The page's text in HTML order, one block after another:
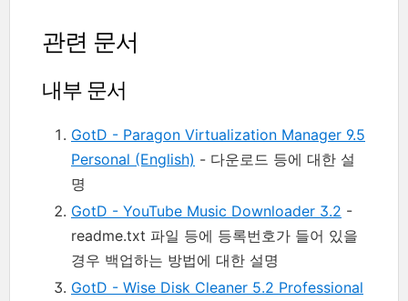
관련 문서
내부 문서
GotD - Paragon Virtualization Manager 9.5
Personal (English) - 다운로드 등에 대한 설
명
GotD - YouTube Music Downloader 3.2 -
readme.txt 파일 등에 등록번호가 들어 있을
경우 백업하는 방법에 대한 설명
GotD - Wise Disk Cleaner 5.2 Professional